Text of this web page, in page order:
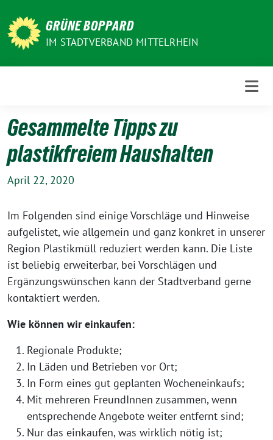
zum
Inhalt
GRÜNE BOPPARD
IM STADTVERBAND MITTELRHEIN
Gesammelte Tipps zu
plastikfreiem Haushalten
April 22, 2020
Im Folgenden sind einige Vorschläge und Hinweise
aufgelistet, wie allgemein und ganz konkret in unserer
Region Plastikmüll reduziert werden kann. Die Liste
ist beliebig erweiterbar, bei Vorschlägen und
Ergänzungswünschen kann der Stadtverband gerne
kontaktiert werden.
Wie können wir einkaufen:
Regionale Produkte;
In Läden und Betrieben vor Ort;
In Form eines gut geplanten Wocheneinkaufs;
Mit mehreren FreundInnen zusammen, wenn
entsprechende Angebote weiter entfernt sind;
Nur das einkaufen, was wirklich nötig ist;